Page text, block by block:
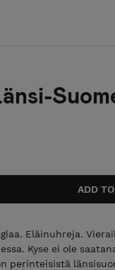
Eläinuhreja.
Kyse ei ole
perinteisistä